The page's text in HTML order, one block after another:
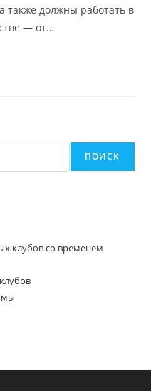
также должны работать в
— от…
ПОИСК
клубов со временем